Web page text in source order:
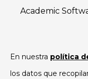
Academic
En nuestra política
los datos que